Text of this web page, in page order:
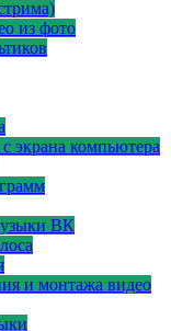
из фото
экрана компьютера
ВК
и монтажа видео